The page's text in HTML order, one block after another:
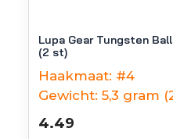
Lupa Gear Tungsten
(2 st)
Haakmaat: #4
Gewicht: 5,3 gram
4.49